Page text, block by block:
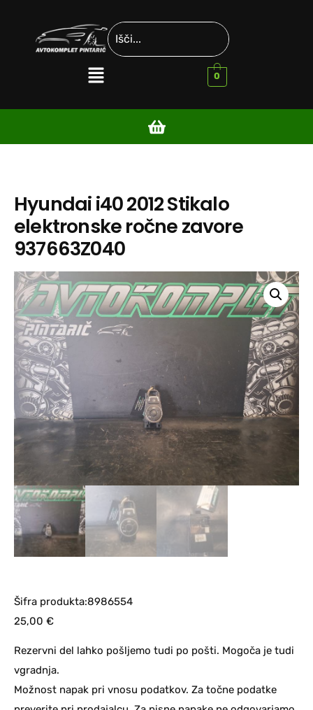
0
Hyundai i40 2012 Stikalo
elektronske ročne zavore
937663Z040
Šifra produkta:8986554
25,00 €
Rezervni del lahko pošljemo tudi po pošti. Mogoča je tudi
vgradnja.
Možnost napak pri vnosu podatkov. Za točne podatke